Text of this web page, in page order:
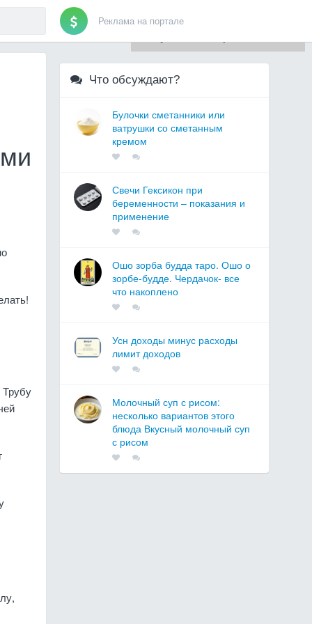
Реклама на портале
Что обсуждают?
Булочки сметанники или
ватрушки со сметанным
кремом
Свечи Гексикон при
беременности – показания и
применение
Ошо зорба будда таро. Ошо о
зорбе-будде. Чердачок- все
что накоплено
Усн доходы минус расходы
лимит доходов
Молочный суп с рисом:
несколько вариантов этого
блюда Вкусный молочный суп
с рисом
Для любых предложений по